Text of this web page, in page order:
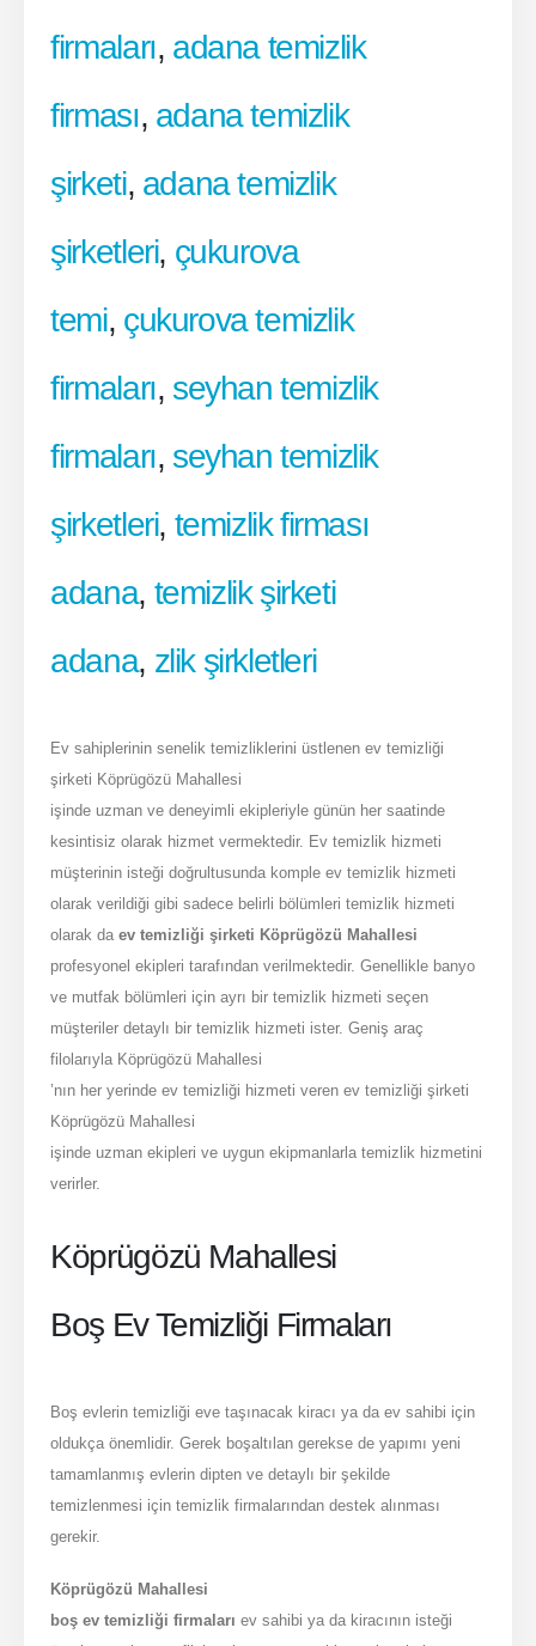
firmaları, adana temizlik
firması, adana temizlik
şirketi, adana temizlik
şirketleri, çukurova
temi, çukurova temizlik
firmaları, seyhan temizlik
firmaları, seyhan temizlik
şirketleri, temizlik firması
adana, temizlik şirketi
adana, zlik şirkletleri
Ev sahiplerinin senelik temizliklerini üstlenen ev temizliği
şirketi Köprügözü Mahallesi
işinde uzman ve deneyimli ekipleriyle günün her saatinde
kesintisiz olarak hizmet vermektedir. Ev temizlik hizmeti
müşterinin isteği doğrultusunda komple ev temizlik hizmeti
olarak verildiği gibi sadece belirli bölümleri temizlik hizmeti
olarak daev temizliği şirketi Köprügözü Mahallesi
profesyonel ekipleri tarafından verilmektedir. Genellikle banyo
ve mutfak bölümleri için ayrı bir temizlik hizmeti seçen
müşteriler detaylı bir temizlik hizmeti ister. Geniş araç
filolarıyla Köprügözü Mahallesi
’nın her yerinde ev temizliği hizmeti veren ev temizliği şirketi
Köprügözü Mahallesi
işinde uzman ekipleri ve uygun ekipmanlarla temizlik hizmetini
verirler.
Köprügözü Mahallesi
Boş Ev Temizliği Firmaları
Boş evlerin temizliği eve taşınacak kiracı ya da ev sahibi için
oldukça önemlidir. Gerek boşaltılan gerekse de yapımı yeni
tamamlanmış evlerin dipten ve detaylı bir şekilde
temizlenmesi için temizlik firmalarından destek alınması
gerekir.
Köprügözü Mahallesi
boş ev temizliği firmalarıev sahibi ya da kiracının isteği
Mahfesığmaz, Bülent Angın Blv. No 210, 01040 Seyhan/Adana
0 555 046 76 80
Hizmetlerimiz
Ev temizliği
Ofis Temizliği
İnşaat Sonrası
TÜMÜNÜ GÖR
Hakkımızda